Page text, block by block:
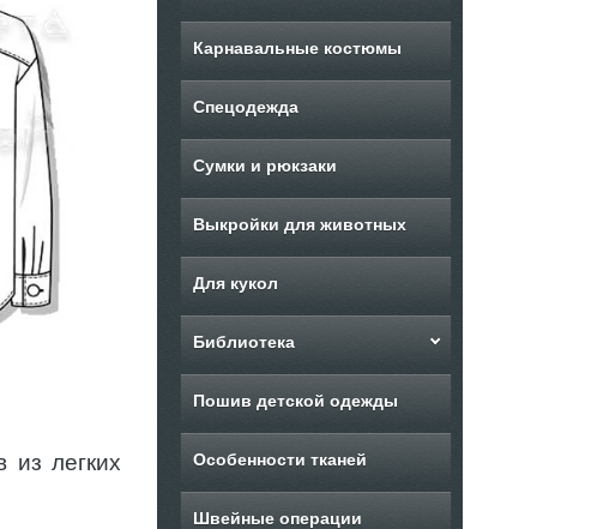
легких
Карнавальные костюмы
Спецодежда
Сумки и рюкзаки
Выкройки для животных
Для кукол
Библиотека
Пошив детской одежды
Особенности тканей
Швейные операции